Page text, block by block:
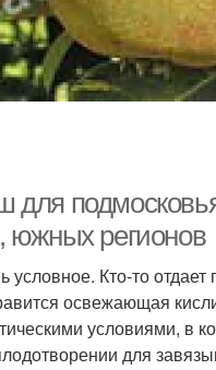
южных регионов
Кто-то
освежающая
условиями, в
для